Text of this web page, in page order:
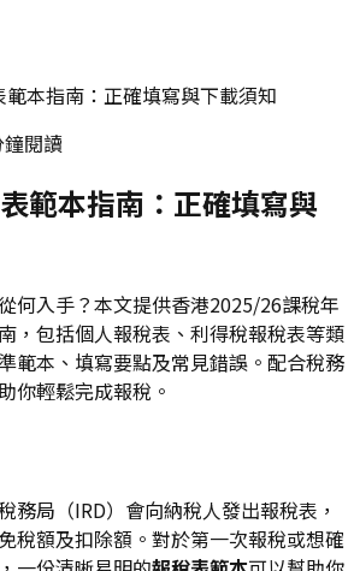
本指南：正確填寫與下載須知
鐘閱讀
範本指南：正確填寫與
何入手？本文提供香港2025/26課稅年
，包括個人報稅表、利得稅報稅表等類
範本、填寫要點及常見錯誤。配合稅務
你輕鬆完成報稅。
務局（IRD）會向納稅人發出報稅表，
稅額及扣除額。對於第一次報稅或想確